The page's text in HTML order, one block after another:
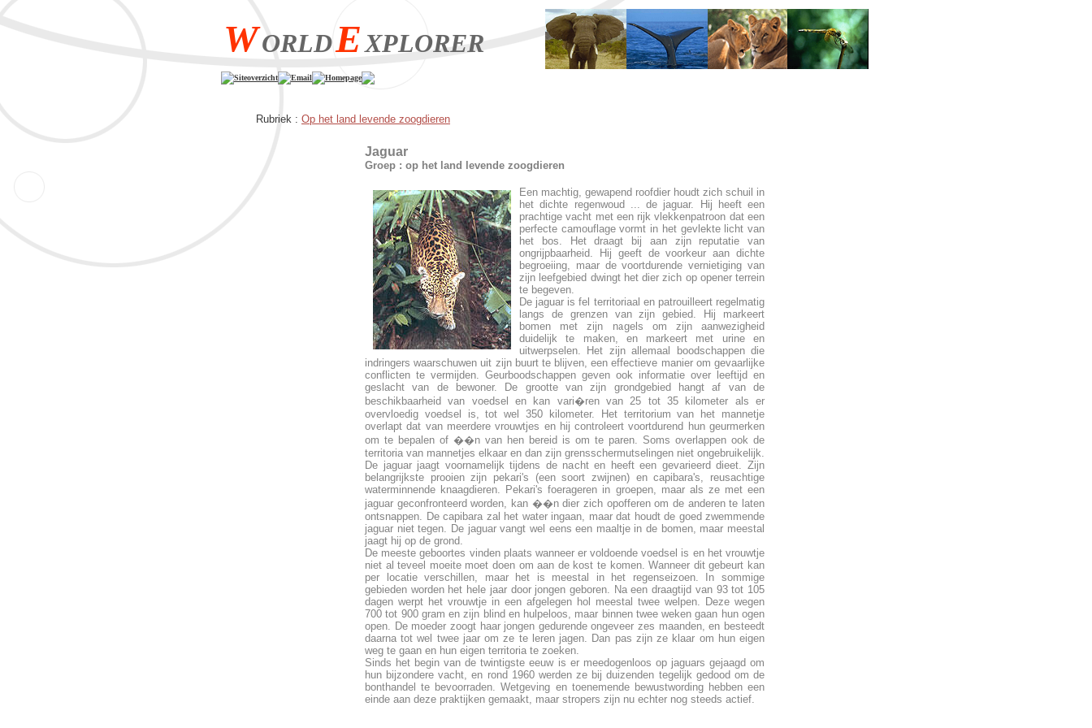
WORLDEXPLORER
Siteoverzicht Email Homepage
Rubriek : Op het land levende zoogdieren
Jaguar
Groep : op het land levende zoogdieren
Een machtig, gewapend roofdier houdt zich schuil in
het dichte regenwoud ... de jaguar. Hij heeft een
prachtige vacht met een rijk vlekkenpatroon dat een
perfecte camouflage vormt in het gevlekte licht van
het bos. Het draagt bij aan zijn reputatie van
ongrijpbaarheid. Hij geeft de voorkeur aan dichte
begroeiing, maar de voortdurende vernietiging van
zijn leefgebied dwingt het dier zich op opener terrein
te begeven.
De jaguar is fel territoriaal en patrouilleert regelmatig
langs de grenzen van zijn gebied. Hij markeert
bomen met zijn nagels om zijn aanwezigheid
duidelijk te maken, en markeert met urine en
uitwerpselen. Het zijn allemaal boodschappen die
indringers waarschuwen uit zijn buurt te blijven, een effectieve manier om gevaarlijke
conflicten te vermijden. Geurboodschappen geven ook informatie over leeftijd en
geslacht van de bewoner. De grootte van zijn grondgebied hangt af van de
beschikbaarheid van voedsel en kan vari�ren van 25 tot 35 kilometer als er
overvloedig voedsel is, tot wel 350 kilometer. Het territorium van het mannetje
overlapt dat van meerdere vrouwtjes en hij controleert voortdurend hun geurmerken
om te bepalen of ��n van hen bereid is om te paren. Soms overlappen ook de
territoria van mannetjes elkaar en dan zijn grensschermutselingen niet ongebruikelijk.
De jaguar jaagt voornamelijk tijdens de nacht en heeft een gevarieerd dieet. Zijn
belangrijkste prooien zijn pekari's (een soort zwijnen) en capibara's, reusachtige
waterminnende knaagdieren. Pekari's foerageren in groepen, maar als ze met een
jaguar geconfronteerd worden, kan ��n dier zich opofferen om de anderen te laten
ontsnappen. De capibara zal het water ingaan, maar dat houdt de goed zwemmende
jaguar niet tegen. De jaguar vangt wel eens een maaltje in de bomen, maar meestal
jaagt hij op de grond.
De meeste geboortes vinden plaats wanneer er voldoende voedsel is en het vrouwtje
niet al teveel moeite moet doen om aan de kost te komen. Wanneer dit gebeurt kan
per locatie verschillen, maar het is meestal in het regenseizoen. In sommige
gebieden worden het hele jaar door jongen geboren. Na een draagtijd van 93 tot 105
dagen werpt het vrouwtje in een afgelegen hol meestal twee welpen. Deze wegen
700 tot 900 gram en zijn blind en hulpeloos, maar binnen twee weken gaan hun ogen
open. De moeder zoogt haar jongen gedurende ongeveer zes maanden, en besteedt
daarna tot wel twee jaar om ze te leren jagen. Dan pas zijn ze klaar om hun eigen
weg te gaan en hun eigen territoria te zoeken.
Sinds het begin van de twintigste eeuw is er meedogenloos op jaguars gejaagd om
hun bijzondere vacht, en rond 1960 werden ze bij duizenden tegelijk gedood om de
bonthandel te bevoorraden. Wetgeving en toenemende bewustwording hebben een
einde aan deze praktijken gemaakt, maar stropers zijn nu echter nog steeds actief.